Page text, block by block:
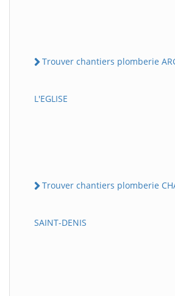
Trouver chantiers plomberie
L'EGLISE
Trouver chantiers plomberie
SAINT-DENIS